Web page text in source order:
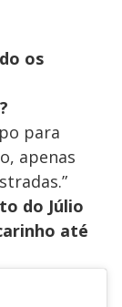
os
para
apenas
do Júlio
até